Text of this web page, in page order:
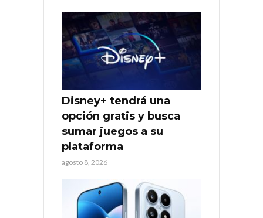
Disney+ tendrá una
opción gratis y busca
sumar juegos a su
plataforma
agosto 8, 2026